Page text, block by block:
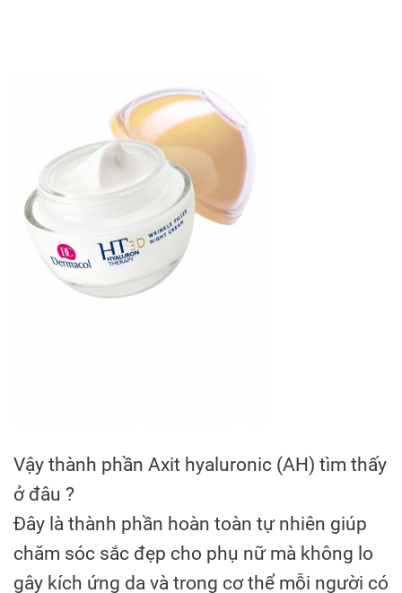
Vậy thành phần Axit hyaluronic (AH) tìm thấy
ở đâu ?
Đây là thành phần hoàn toàn tự nhiên giúp
chăm sóc sắc đẹp cho phụ nữ mà không lo
gây kích ứng da và trong cơ thể mỗi người có